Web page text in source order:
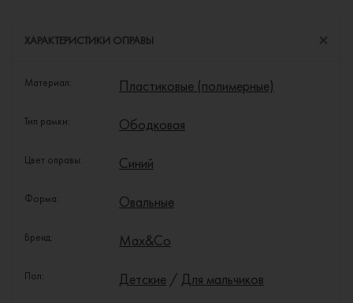
ХАРАКТЕРИСТИКИ ОПРАВЫ
Материал: Пластиковые (полимерные)
Тип рамки: Ободковая
Цвет оправы: Синий
Форма: Овальные
Бренд: Max&Co
Пол: Детские / Для мальчиков